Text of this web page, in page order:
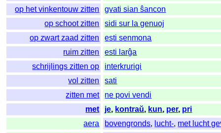
op het vinkentouw zitten
gvati sian ŝancon
op schoot zitten
sidi sur la genuoj
op zwart zaad zitten
esti senmona
ruim zitten
esti larĝa
schrijlings zitten op
interkrurigi
vol zitten
sati
zitten met
ne povi vendi
met
je, kontraŭ, kun, per, pri
aera
bovengronds, lucht-, met lucht